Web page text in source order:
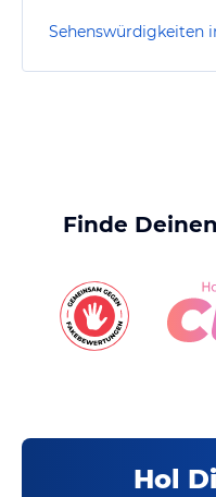
Finde
Hol